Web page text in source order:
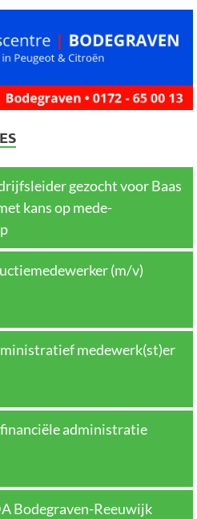
gezocht voor Baas
kans op mede-
(m/v)
medewerk(st)er
administratie
Bodegraven-Reeuwijk